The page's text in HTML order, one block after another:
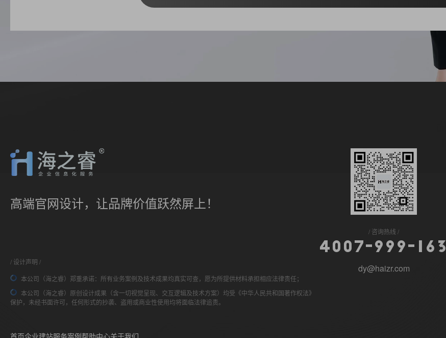
高端官网设计，让品牌价值跃然屏上！
设计声明
本公司（海之睿）郑重承诺：所有业务案例及技术成果均真实可查，愿为所提供材料承担相应法律责任；
本公司（海之睿）原创设计成果（含一切视觉呈现、交互逻辑及技术方案）均受《中华人民共和国著作权法》
保护，未经书面许可，任何形式的抄袭、盗用或商业性使用均将面临法律追责。
首页企业建站服务案例帮助中心关于我们
咨询热线
4 0 0 7- 9 9 9 - 6 3
dy@haizr.com